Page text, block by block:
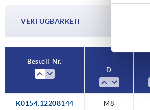
VERFÜGBARKEIT
Die
Bestell-Nr.
D
K0154.12208144 M8